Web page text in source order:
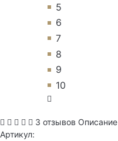
5
6
7
8
9
10
3 отзывов Описание
Артикул: